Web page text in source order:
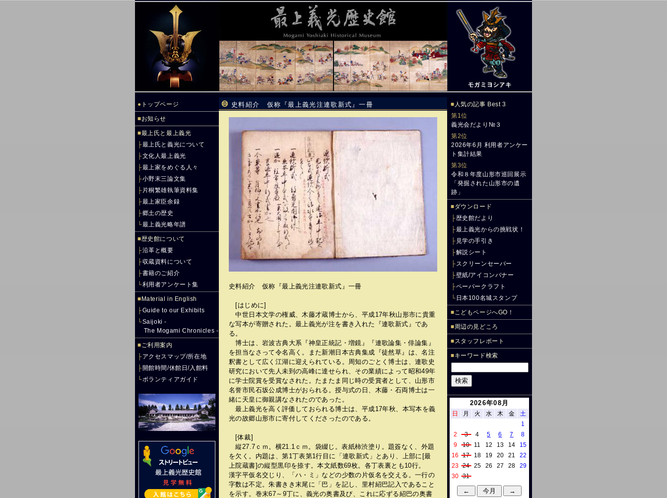
● トップページ
■お知らせ
■最上氏と最上義光
├最上氏と義光について
├文化人最上義光
├最上家をめぐる人々
├小野末三論文集
├ 片桐繁雄執筆資料集
├最上家臣余録
├郷土の歴史
└最上義光略年譜
■歴史館について
├沿革と概要
├収蔵資料について
├書籍のご紹介
└利用者アンケート集
■ Material in English
├Guide to our Exhibits
└Saijoki -
The Mogami Chronicles -
■ご利用案内
├アクセスマップ/所在地
├開館時間/休館日/入館料
└ボランティアガイド
史料紹介 仮称『最上義光注連歌新式』一冊
史料紹介 仮称『最上義光注連歌新式』一冊
[はじめに]
中世日本文学の権威、木藤才蔵博士から、平成17年秋山形市に貴重
な写本が寄贈された。最上義光が注を書き入れた『連歌新式』であ
る。
博士は、岩波古典大系『神皇正統記・増鏡』『連歌論集・俳論集』
を担当なさって令名高く。また新潮日本古典集成『徒然草』は、名注
釈書として広く江湖に迎えられている。周知のごとく博士は、連歌史
研究において先人未到の高峰に達せられ、その業績によって昭和49年
に学士院賞を受賞なされた。たまたま同じ時の受賞者として、山形市
名誉市民石坂公成博士がおられる。授与式の日、木藤・石両博士は一
緒に天皇に御親講なされたのであった。
最上義光を高く評価しておられる博士は、平成17年秋、本写本を義
光の故郷山形市に寄付してくださったのである。
[体裁]
縦27.7ｃｍ。横21.1ｃｍ。袋綴じ。表紙柿渋塗り。題簽なく、外題
を欠く。内題は、第1丁表第1行目に「連歌新式」とあり、上部に[最
上院蔵書]の縦型黒印を捺す。本文紙数69枚。各丁表裏とも10行。
漢字平仮名交じり、「ハ・ミ」などの少数の片仮名を交える。一行の
字数は不定。朱書きき末尾に「巴」を記し、里村紹巴記入であること
を示す。巻末67～9丁に、義光の奥書及び、これに応ずる紹巴の奥書
■ 人気の記事 Best 3
第1位
義光会だより№３
第2位
2026年6月 利用者アンケー
ト集計結果
第3位
令和８年度山形市巡回展示
「発掘された山形市の遺
跡」
■ダウンロード
├歴史館だより
├最上義光からの挑戦状！
├ 見学の手引き
├解説シート
├スクリーンセーバー
├壁紙/アイコンバナー
├ペーパークラフト
└ 日本100名城スタンプ
■こどもページへGO！
■周辺の見どころ
■スタッフレポート
■キーワード検索
2026年08月
日 月 火 水 木 金
土
1
2
3 4 5 6 7
8
9
10 11 12 13 14
15
16
17 18 19 20 21
22
23 24 25 26 27 28
29
30 31